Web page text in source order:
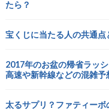
たら？
宝くじに当たる人の共通
2017年のお盆の帰省ラッ
高速や新幹線などの混雑予
太るサプリ？ファティー